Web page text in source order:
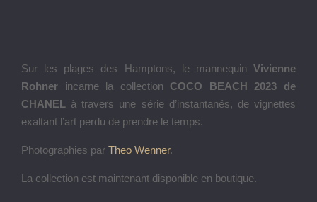
Sur les plages des Hamptons, le mannequin Vivienne
Rohner incarne la collection COCO BEACH 2023 de
CHANEL à travers une série d’instantanés, de vignettes
exaltant l’art perdu de prendre le temps.
Photographies par Theo Wenner.
La collection est maintenant disponible en boutique.